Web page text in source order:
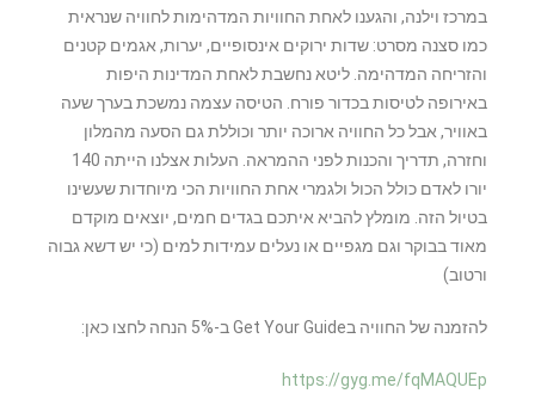
במרכז וילנה, והגענו לאחת החוויות המדהימות לחוויה שנראית
כמו סצנה מסרט: שדות ירוקים אינסופיים, יערות, אגמים קטנים
והזריחה המדהימה. ליטא נחשבת לאחת המדינות היפות
באירופה לטיסות בכדור פורח. הטיסה עצמה נמשכת בערך שעה
באוויר, אבל כל החוויה ארוכה יותר וכוללת גם הסעה מהמלון
וחזרה, תדריך והכנות לפני ההמראה. העלות אצלנו הייתה 140
יורו לאדם כולל הכול ולגמרי אחת החוויות הכי מיוחדות שעשינו
בטיול הזה. מומלץ להביא איתכם בגדים חמים, יוצאים מוקדם
מאוד בבוקר וגם מגפיים או נעלים עמידות למים (כי יש דשא גבוה
ורטוב)
להזמנה של החוויה בGet Your Guide ב-5% הנחה לחצו כאן:
https://gyg.me/fqMAQUEp